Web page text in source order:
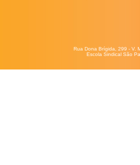
Rua Dona Brígida, 299 - V.
Escola Sindical São